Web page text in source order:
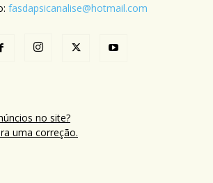
fasdapsicanalise@hotmail.com
no site?
uma correção.